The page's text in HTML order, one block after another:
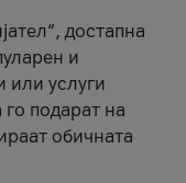
достапна
и
или услуги
подарат на
обичната